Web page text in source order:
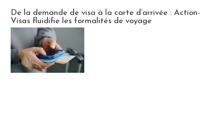
De la demande de visa à la carte d’arrivée : Action-
Visas fluidifie les formalités de voyage